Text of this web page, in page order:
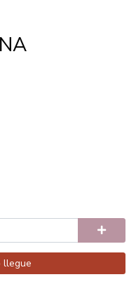
llegue